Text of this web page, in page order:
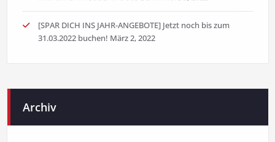
[SPAR DICH INS JAHR-ANGEBOTE] Jetzt noch bis zum
31.03.2022 buchen! März 2, 2022
Archiv